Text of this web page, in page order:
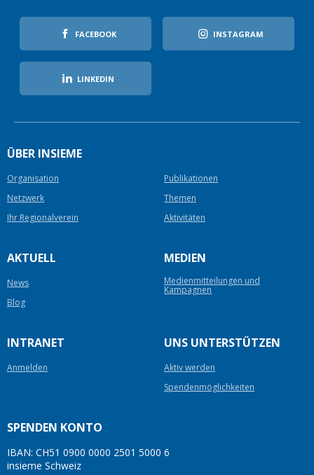
FACEBOOK INSTAGRAM
LINKEDIN
ÜBER INSIEME
Organisation
Publikationen
Netzwerk
Themen
Ihr Regionalverein
Aktivitäten
AKTUELL
News
Blog
MEDIEN
Medienmitteilungen und
Kampagnen
INTRANET
Anmelden
UNS UNTERSTÜTZEN
Aktiv werden
Spendenmöglichkeiten
SPENDEN KONTO
IBAN: CH51 0900 0000 2501 5000 6
insieme Schweiz